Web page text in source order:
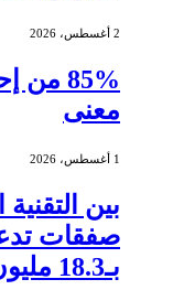
2 أغسطس، 2026
85%
معنى
1 أغسطس، 2026
صفقات
بـ18.3 مليون دولار